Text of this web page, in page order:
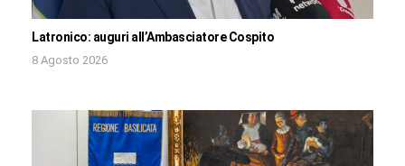
Latronico: auguri all’Ambasciatore Cospito
8 Agosto 2026